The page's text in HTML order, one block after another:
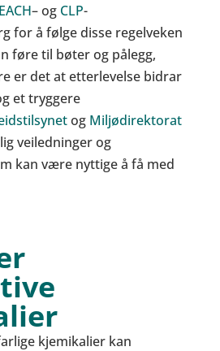
– og CLP-
for å følge disse regelveken
føre til bøter og pålegg,
er det at etterlevelse bidrar
et tryggere
og Miljødirektorat
veiledninger og
kan være nyttige å få med
kjemikalier kan